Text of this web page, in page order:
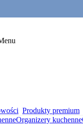
Produkty premium
Organizery kuchenne